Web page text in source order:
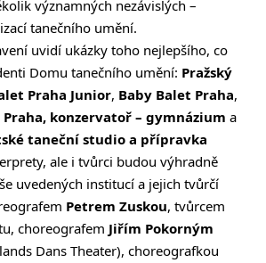
významných nezávislých –
tanečního umění.
uvidí ukázky toho nejlepšího, co
Domu tanečního umění: Pražský
Praha Junior, Baby Balet Praha,
konzervatoř – gymnázium a
taneční studio a přípravka
ale i tvůrci budou výhradně
uvedených institucí a jejich tvůrčí
Petrem Zuskou, tvůrcem
choreografem Jiřím Pokorným
Dans Theater), choreografkou